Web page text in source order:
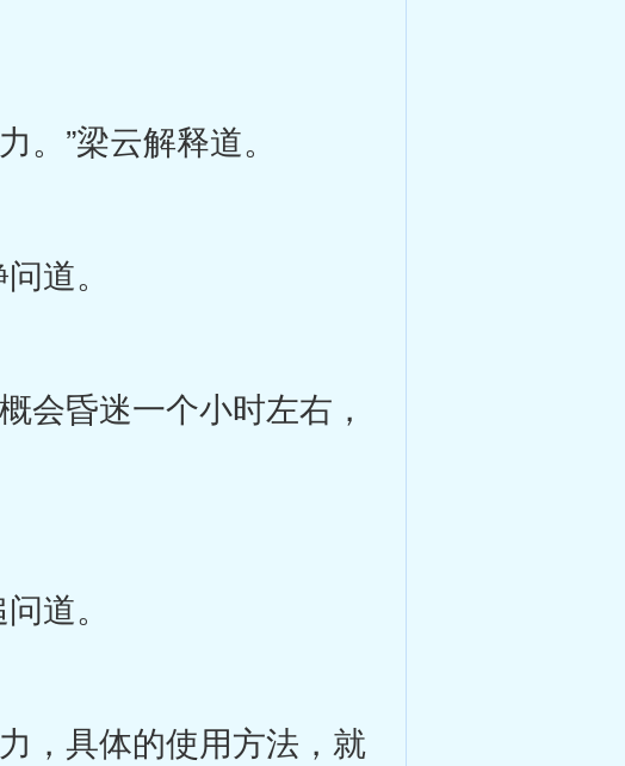
”梁云解释道。
道。
昏迷一个小时左右，
道。
，具体的使用方法，就